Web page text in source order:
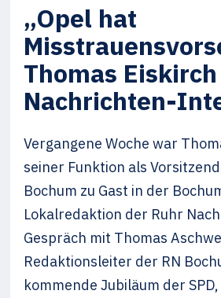
„Opel hat
Thomas
Nachrichten-
Vergangene Woche war
seiner Funktion als
Bochum zu Gast in der
Lokalredaktion der Ruhr
Gespräch mit Thomas
Redaktionsleiter der RN
kommende Jubiläum der